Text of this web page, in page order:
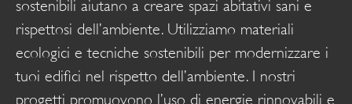
sostenibili aiutano a creare spazi abitativi sani e
rispettosi dell’ambiente. Utilizziamo materiali
ecologici e tecniche sostenibili per modernizzare i
tuoi edifici nel rispetto dell’ambiente. I nostri
progetti promuovono l’uso di energie rinnovabili e